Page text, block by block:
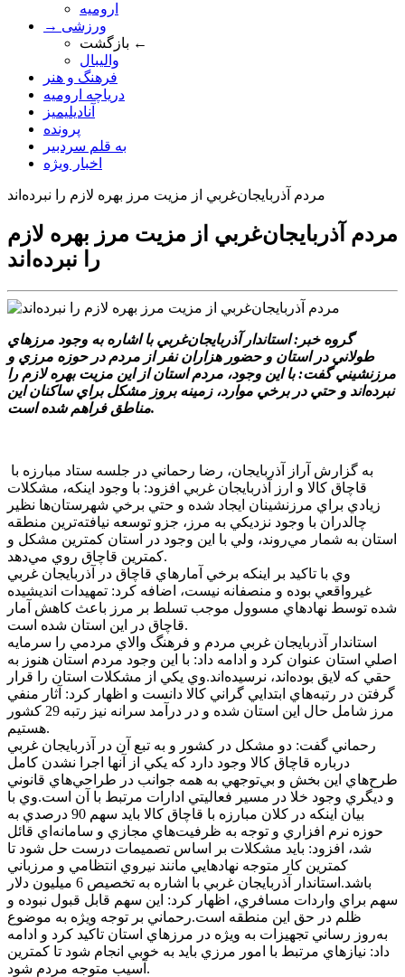
ارومیه
→ ورزشی
بازگشت ←
والیبال
فرهنگ و هنر
دریاچه ارومیه
آنادیلیمیز
پرونده
به قلم سردبیر
اخبار ویژه
مردم آذربايجان‌غربي از مزيت مرز بهره لازم را نبرده‌اند
مردم آذربايجان‌غربي از مزيت مرز بهره لازم
را نبرده‌اند
گروه خبر: استاندار آذربايجان‌غربي با اشاره به وجود مرزهاي
طولاني در استان و حضور هزاران نفر از مردم در حوزه مرزي و
مرزنشيني گفت: با اين وجود، مردم استان از اين مزيت بهره لازم را
نبرده‌اند و حتي در برخي موارد، زمينه بروز مشکل براي ساکنان اين
مناطق فراهم شده است.
قاچاق کالا و ارز آذربايجان غربي افزود: با وجود اينکه، مشکلات
زيادي براي مرزنشينان ايجاد شده و حتي برخي شهرستان‌ها نظير
چالدران با وجود نزديکي به مرز، جزو توسعه نيافته‌ترين منطقه
استان به شمار مي‌روند، ولي با اين وجود در استان کمترين مشکل و
کمترين قاچاق روي مي‌دهد.
وي با تاکيد بر اينکه برخي آمارهاي قاچاق در آذربايجان غربي
غيرواقعي بوده و منصفانه نيست، اضافه کرد: تمهيدات انديشيده
شده توسط نهادهاي مسوول موجب تسلط بر مرز باعث کاهش آمار
قاچاق در اين استان شده است.
استاندار آذربايجان غربي مردم و فرهنگ والاي مردمي را سرمايه
اصلي استان عنوان کرد و ادامه داد: با اين وجود مردم استان هنوز به
حقي که لايق بوده‌اند، نرسيده‌اند.وي يکي از مشکلات استان را قرار
گرفتن در رتبه‌هاي ابتدايي گراني کالا دانست و اظهار کرد: آثار منفي
مرز شامل حال اين استان شده و در درآمد سرانه نيز رتبه 29‌ کشور
هستيم.
رحماني گفت: دو مشکل در کشور و به تبع آن در آذربايجان غربي
درباره قاچاق کالا وجود دارد که يکي از آنها اجرا نشدن کامل
طرح‌هاي اين بخش و بي‌توجهي به همه جوانب در طراحي‌هاي قانوني
و ديگري وجود خلا در مسير فعاليتي ادارات مرتبط با آن است.وي با
بيان اينکه در کلان مبارزه با قاچاق کالا بايد سهم 90 درصدي به
حوزه نرم افزاري و توجه به ظرفيت‌هاي مجازي و سامانه‌اي قائل
شد، افزود: بايد مشکلات بر اساس تصميمات درست حل شود تا
کمترين کار متوجه نهادهايي مانند نيروي انتظامي و مرزباني
باشد.استاندار آذربايجان غربي با اشاره به تخصيص 6 ميليون دلار
سهم براي واردات مسافري، اظهار کرد: اين سهم قابل قبول نبوده و
ظلم در حق اين منطقه است.رحماني بر توجه ويژه به موضوع
به‌روز رساني تجهيزات به ويژه در مرزهاي استان تاکيد کرد و ادامه
داد: نيازهاي مرتبط با امور مرزي بايد به خوبي انجام شود تا کمترين
آسيب متوجه مردم شود.